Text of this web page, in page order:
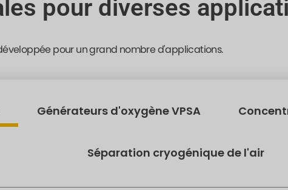
pour diverses
pour un grand nombre d'applications.
Générateurs d'oxygène VPSA
Séparation cryogénique de l'air